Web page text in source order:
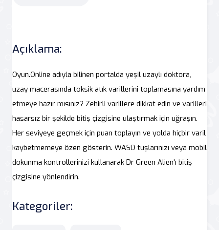
Açıklama:
Oyun.Online adıyla bilinen portalda yeşil uzaylı doktora,
uzay macerasında toksik atık varillerini toplamasına yardım
etmeye hazır mısınız? Zehirli varillere dikkat edin ve varilleri
hasarsız bir şekilde bitiş çizgisine ulaştırmak için uğraşın.
Her seviyeye geçmek için puan toplayın ve yolda hiçbir varil
kaybetmemeye özen gösterin. WASD tuşlarınızı veya mobil
dokunma kontrollerinizi kullanarak Dr Green Alien'ı bitiş
çizgisine yönlendirin.
Kategoriler: